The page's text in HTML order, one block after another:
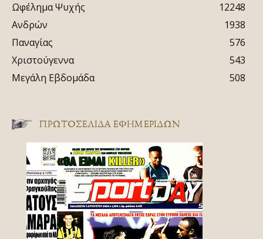
Ωφέλημα Ψυχής
12248
Ανδρών
1938
Παναγίας
576
Χριστούγεννα
543
Μεγάλη Εβδομάδα
508
ΠΡΩΤΟΣΈΛΙΔΑ ΕΦΗΜΕΡΊΔΩΝ